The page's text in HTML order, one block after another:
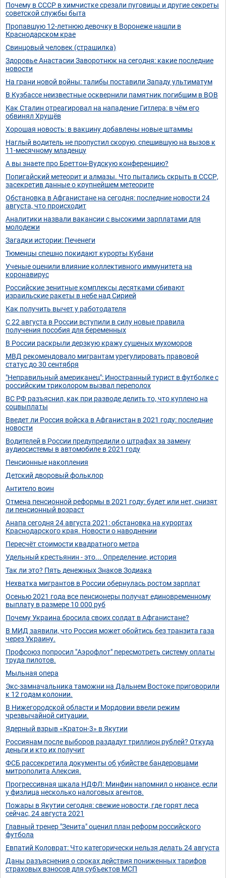
Почему в CCCР в химчистке срезали пуговицы и другие секреты
советской службы быта
Пропавшую 12-летнюю девочку в Воронеже нашли в
Краснодарском крае
Свинцовый человек (страшилка)
Здоровье Анастасии Заворотнюк на сегодня: какие последние
новости
На грани новой войны: талибы поставили Западу ультиматум
В Кузбассе неизвестные осквернили памятник погибшим в ВОВ
Как Сталин отреагировал на нападение Гитлера: в чём его
обвинял Хрущёв
Хорошая новость: в вакцину добавлены новые штаммы
Наглый водитель не пропустил скорую, спешившую на вызов к
11-месячному младенцу
А вы знаете про Бреттон-Вудскую конференцию?
Попигайский метеорит и алмазы. Что пытались скрыть в СССР,
засекретив данные о крупнейшем метеорите
Обстановка в Афганистане на сегодня: последние новости 24
августа, что происходит
Аналитики назвали вакансии с высокими зарплатами для
молодежи
Загадки истории: Печенеги
Тюменцы спешно покидают курорты Кубани
Ученые оценили влияние коллективного иммунитета на
коронавирус
Российские зенитные комплексы десятками сбивают
израильские ракеты в небе над Сирией
Как получить вычет у работодателя
С 22 августа в России вступили в силу новые правила
получения пособия для беременных
В России раскрыли дерзкую кражу сушеных мухоморов
МВД рекомендовало мигрантам урегулировать правовой
статус до 30 сентября
"Неправильный американец": Иностранный турист в футболке с
российским триколором вызвал переполох
ВС РФ разъяснил, как при разводе делить то, что куплено на
соцвыплаты
Введет ли Россия войска в Афганистан в 2021 году: последние
новости
Водителей в России предупредили о штрафах за замену
аудиосистемы в автомобиле в 2021 году
Пенсионные накопления
Детский дворовый фольклор
Антитело воин
Отмена пенсионной реформы в 2021 году: будет или нет, снизят
ли пенсионный возраст
Анапа сегодня 24 августа 2021: обстановка на курортах
Краснодарского края. Новости о наводнении
Пересчёт стоимости квадратного метра
Удельный крестьянин - это... Определение, история
Так ли это? Пять денежных Знаков Зодиака
Нехватка мигрантов в России обернулась ростом зарплат
Осенью 2021 года все пенсионеры получат единовременному
выплату в размере 10 000 руб
Почему Украина бросила своих солдат в Афганистане?
В МИД заявили, что Россия может обойтись без транзита газа
через Украину.
Профсоюз попросил "Аэрофлот" пересмотреть систему оплаты
труда пилотов.
Мыльная опера
Экс-замначальника таможни на Дальнем Востоке приговорили
к 12 годам колонии.
В Нижегородской области и Мордовии ввели режим
чрезвычайной ситуации.
Ядерный взрыв «Кратон-3» в Якутии
Россиянам после выборов раздадут триллион рублей? Откуда
деньги и кто их получит
ФСБ рассекретила документы об убийстве бандеровцами
митрополита Алексия.
Прогрессивная шкала НДФЛ: Минфин напомнил о нюансе, если
у физлица несколько налоговых агентов.
Пожары в Якутии сегодня: свежие новости, где горят леса
сейчас, 24 августа 2021
Главный тренер "Зенита" оценил план реформ российского
футбола
Евпатий Коловрат: Что категорически нельзя делать 24 августа
Даны разъяснения о сроках действия пониженных тарифов
страховых взносов для субъектов МСП